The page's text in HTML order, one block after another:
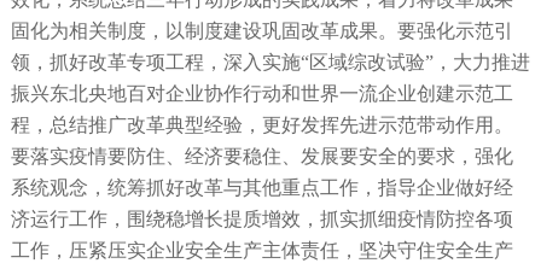
固化为相关制度，以制度建设巩固改革成果。要强化示范引
领，抓好改革专项工程，深入实施“区域综改试验”，大力推进
振兴东北央地百对企业协作行动和世界一流企业创建示范工
程，总结推广改革典型经验，更好发挥先进示范带动作用。
要落实疫情要防住、经济要稳住、发展要安全的要求，强化
系统观念，统筹抓好改革与其他重点工作，指导企业做好经
济运行工作，围绕稳增长提质增效，抓实抓细疫情防控各项
工作，压紧压实企业安全生产主体责任，坚决守住安全生产